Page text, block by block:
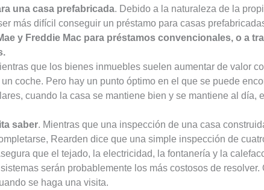
una casa prefabricada. Debido a la naturaleza de la
más difícil conseguir un préstamo para casas
y Freddie Mac para préstamos convencionales, o a
que los bienes inmuebles suelen aumentar de valor
coche. Pero hay un punto óptimo en el que se puede
cuando la casa se mantiene bien y se mantiene al día,
saber. Mientras que una inspección de una casa
Rearden dice que una simple inspección de
que el tejado, la electricidad, la fontanería y la
serán probablemente los más costosos de
se haga una visita.